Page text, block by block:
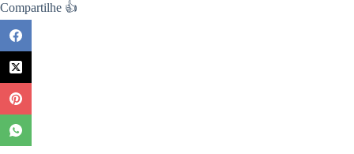
Compartilhe 👍